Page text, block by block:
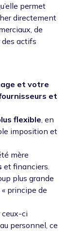
permet
directement
de
des actifs
et votre
et
flexible , en
imposition et
mère
et financiers.
plus grande
principe de
ceux-ci
personnel, ce